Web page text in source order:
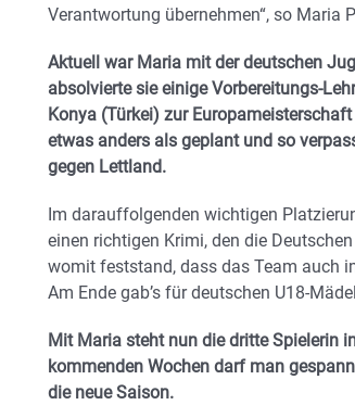
Verantwortung übernehmen“, so Maria
Aktuell war Maria mit der deutschen
absolvierte sie einige Vorbereitungs-
Konya (Türkei) zur
etwas anders als geplant und so
gegen Lettland.
Im darauffolgenden wichtigen
einen richtigen Krimi, den die
womit feststand, dass das Team auch
Am Ende gab’s für deutschen U18-
Mit Maria steht nun die dritte Spielerin
kommenden Wochen darf man
die neue Saison.